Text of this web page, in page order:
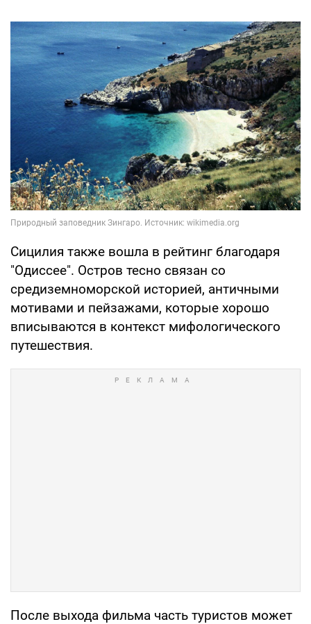
Сицилия также вошла в рейтинг благодаря
"Одиссее". Остров тесно связан со
средиземноморской историей, античными
мотивами и пейзажами, которые хорошо
вписываются в контекст мифологического
путешествия.
После выхода фильма часть туристов может